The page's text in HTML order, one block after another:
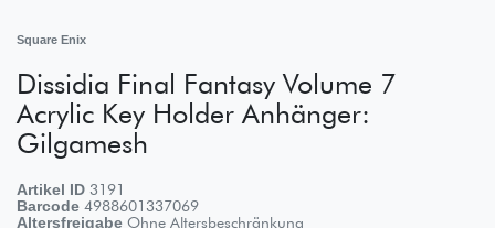
Square Enix
Dissidia Final Fantasy Volume 7
Acrylic Key Holder Anhänger:
Gilgamesh
Artikel ID 3191
Barcode 4988601337069
Altersfreigabe Ohne Altersbeschränkung